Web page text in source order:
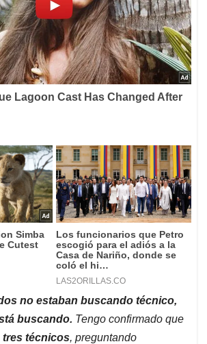
no estaban buscando técnico,
buscando. Tengo confirmado que
técnicos, preguntando